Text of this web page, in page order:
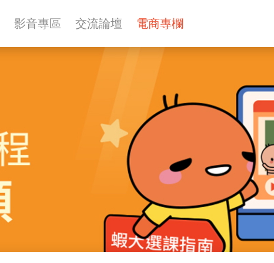
影音專區 交流論壇 電商專欄